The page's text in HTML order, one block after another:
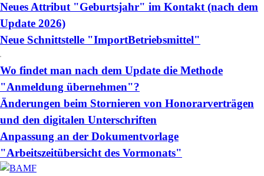
Neues Attribut "Geburtsjahr" im Kontakt (nach dem
Update 2026)
Neue Schnittstelle "ImportBetriebsmittel"
Wo findet man nach dem Update die Methode
"Anmeldung übernehmen"?
Änderungen beim Stornieren von Honorarverträgen
und den digitalen Unterschriften
Anpassung an der Dokumentvorlage
"Arbeitszeitübersicht des Vormonats"